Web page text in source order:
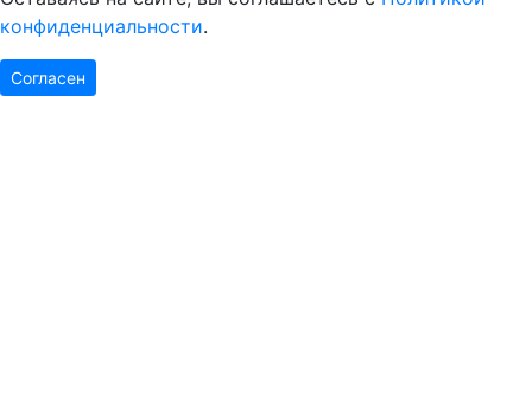
конфиденциальности.
Согласен